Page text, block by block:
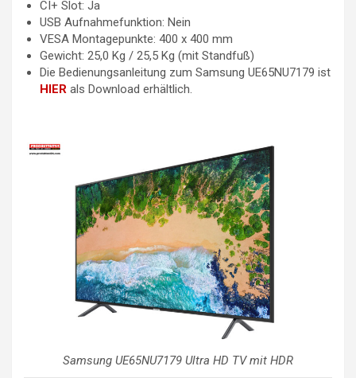
CI+ Slot: Ja
USB Aufnahmefunktion: Nein
VESA Montagepunkte: 400 x 400 mm
Gewicht: 25,0 Kg / 25,5 Kg (mit Standfuß)
Die Bedienungsanleitung zum Samsung UE65NU7179 ist
HIER als Download erhältlich.
Samsung UE65NU7179 Ultra HD TV mit HDR